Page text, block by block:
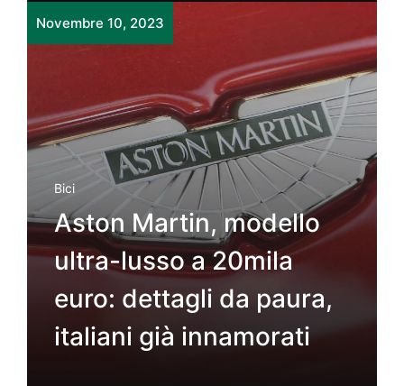
Novembre 10, 2023
Bici
Aston Martin, modello
ultra-lusso a 20mila
euro: dettagli da paura,
italiani già innamorati